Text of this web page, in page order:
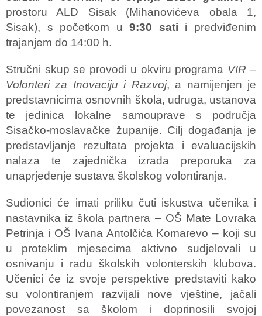
prostoru ALD Sisak (Mihanovićeva obala 1,
Sisak), s početkom u9:30 sati i predviđenim
trajanjem do 14:00 h.
Stručni skup se provodi u okviru programa VIR –
Volonteri za Inovaciju i Razvoj, a namijenjen je
predstavnicima osnovnih škola, udruga, ustanova
te jedinica lokalne samouprave s područja
Sisačko-moslavačke županije. Cilj događanja je
predstavljanje rezultata projekta i evaluacijskih
nalaza te zajednička izrada preporuka za
unaprjeđenje sustava školskog volontiranja.
Sudionici će imati priliku čuti iskustva učenika i
nastavnika iz škola partnera – OŠ Mate Lovraka
Petrinja i OŠ Ivana Antolčića Komarevo – koji su
u proteklim mjesecima aktivno sudjelovali u
osnivanju i radu školskih volonterskih klubova.
Učenici će iz svoje perspektive predstaviti kako
su volontiranjem razvijali nove vještine, jačali
povezanost sa školom i doprinosili svojoj